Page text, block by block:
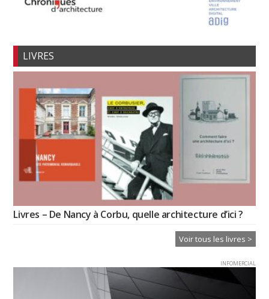
LIVRES
Livres – De Nancy à Corbu, quelle architecture d’ici ?
Voir tous les livres >
INFOMERCIAL